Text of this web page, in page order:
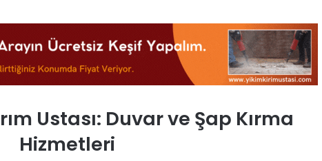
Ustası: Duvar ve Şap Kırma
Hizmetleri